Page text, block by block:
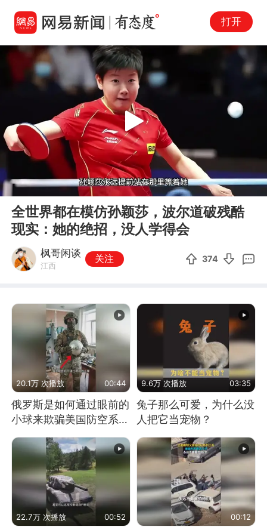
打开
00:00 05:16
Play
全世界都在模仿孙颖莎，波尔道破残酷
现实：她的绝招，没人学得会
枫哥闲谈
江西
关注 374
20.1万 次播放 00:44
俄罗斯是如何通过眼前的
小球来欺骗美国防空系统
的
9.6万 次播放 03:35
兔子那么可爱，为什么没
人把它当宠物？
22.7万 次播放 00:52 00:12